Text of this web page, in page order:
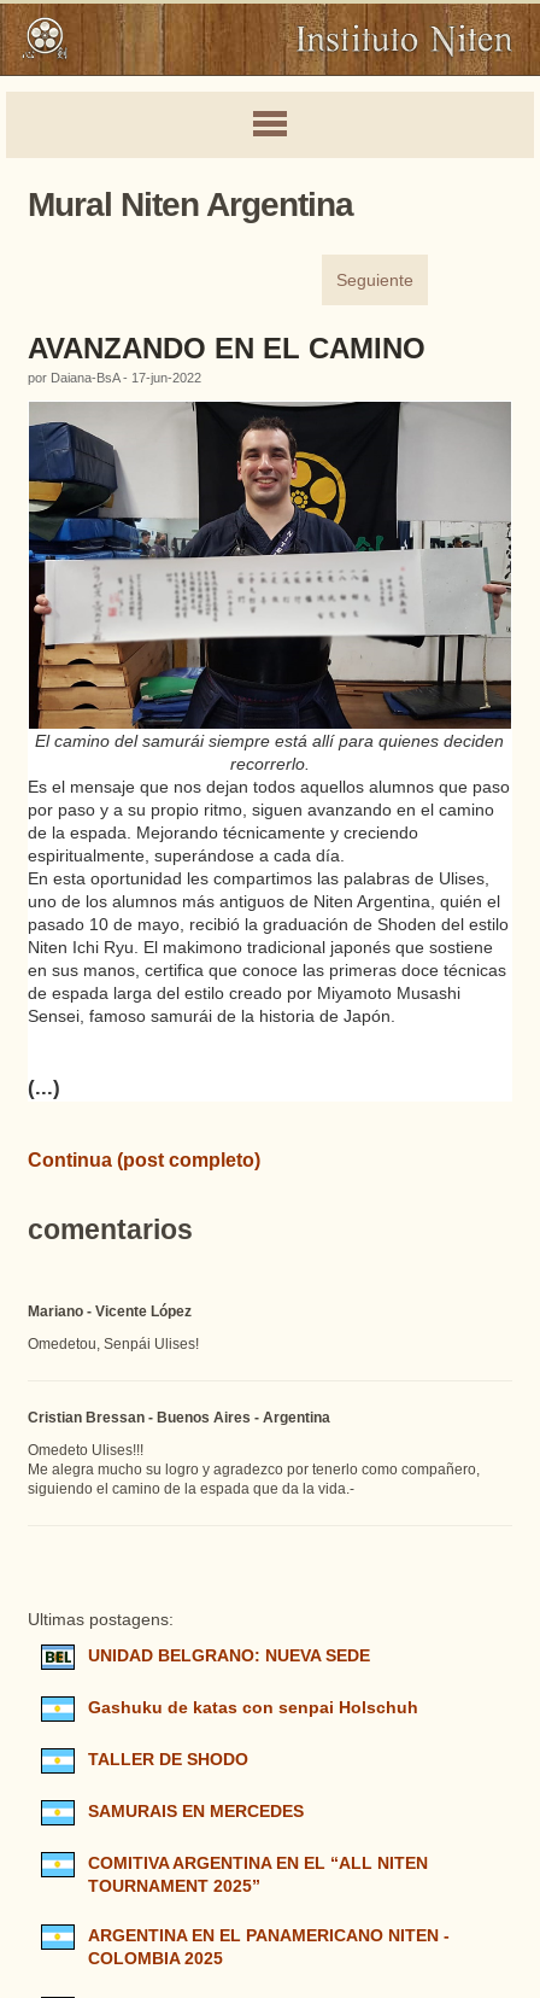
Mural Niten Argentina
Seguiente
AVANZANDO EN EL CAMINO
por Daiana-BsA - 17-jun-2022
El camino del samurái siempre está allí para quienes deciden
recorrerlo.
Es el mensaje que nos dejan todos aquellos alumnos que paso
por paso y a su propio ritmo, siguen avanzando en el camino
de la espada. Mejorando técnicamente y creciendo
espiritualmente, superándose a cada día.
En esta oportunidad les compartimos las palabras de Ulises,
uno de los alumnos más antiguos de Niten Argentina, quién el
pasado 10 de mayo, recibió la graduación de Shoden del estilo
Niten Ichi Ryu. El makimono tradicional japonés que sostiene
en sus manos, certifica que conoce las primeras doce técnicas
de espada larga del estilo creado por Miyamoto Musashi
Sensei, famoso samurái de la historia de Japón.
(...)
Continua (post completo)
comentarios
Mariano - Vicente López
Omedetou, Senpái Ulises!
Cristian Bressan - Buenos Aires - Argentina
Omedeto Ulises!!!
Me alegra mucho su logro y agradezco por tenerlo como compañero,
siguiendo el camino de la espada que da la vida.-
Ultimas postagens:
UNIDAD BELGRANO: NUEVA SEDE
Gashuku de katas con senpai Holschuh
TALLER DE SHODO
SAMURAIS EN MERCEDES
COMITIVA ARGENTINA EN EL “ALL NITEN
TOURNAMENT 2025”
ARGENTINA EN EL PANAMERICANO NITEN -
COLOMBIA 2025